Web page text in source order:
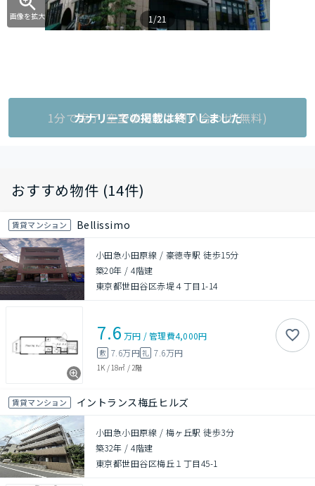
画像を拡大 1/21
1分で完了!空室状況をお問い合わせ(無料)
カナリーでの掲載は終了しました
おすすめ物件 (14件)
賃貸マンション Bellissimo
小田急小田原線 / 豪徳寺駅 徒歩15分
築20年 /4階建
東京都世田谷区赤堤４丁目1-14
7.6 万円 /管理費4,000円
敷 7.6万円礼 7.6万円
1K / 18㎡ / 2階
賃貸マンション イントランス梅丘ヒルズ
小田急小田原線 / 梅ヶ丘駅 徒歩3分
築32年 /4階建
東京都世田谷区梅丘１丁目45-1